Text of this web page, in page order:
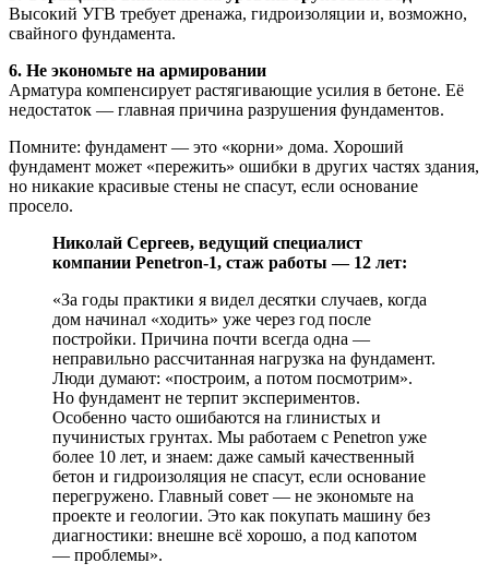
Высокий УГВ требует дренажа, гидроизоляции и, возможно,
свайного фундамента.
6. Не экономьте на армировании
Арматура компенсирует растягивающие усилия в бетоне. Её
недостаток — главная причина разрушения фундаментов.
Помните: фундамент — это «корни» дома. Хороший
фундамент может «пережить» ошибки в других частях здания,
но никакие красивые стены не спасут, если основание
просело.
Николай Сергеев, ведущий специалист
компании Penetron-1, стаж работы — 12 лет:
«За годы практики я видел десятки случаев, когда
дом начинал «ходить» уже через год после
постройки. Причина почти всегда одна —
неправильно рассчитанная нагрузка на фундамент.
Люди думают: «построим, а потом посмотрим».
Но фундамент не терпит экспериментов.
Особенно часто ошибаются на глинистых и
пучинистых грунтах. Мы работаем с Penetron уже
более 10 лет, и знаем: даже самый качественный
бетон и гидроизоляция не спасут, если основание
перегружено. Главный совет — не экономьте на
проекте и геологии. Это как покупать машину без
диагностики: внешне всё хорошо, а под капотом
— проблемы».